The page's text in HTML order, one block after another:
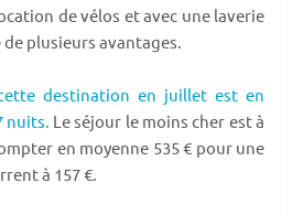
de vélos et avec une laverie
plusieurs avantages.
destination en juillet est en
nuits. Le séjour le moins cher est à
en moyenne 535 € pour une
à 157 €.